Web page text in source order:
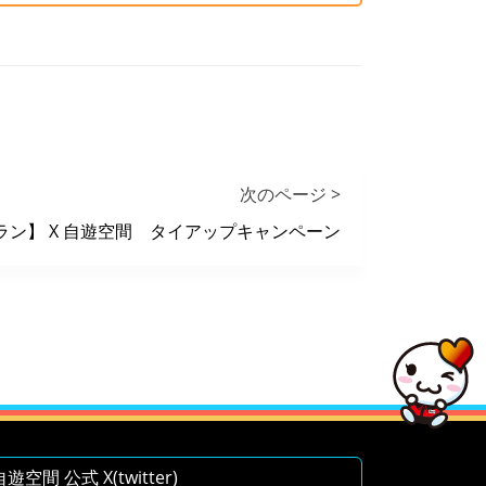
次のページ >
ン】 X 自遊空間 タイアップキャンペーン
空間 公式 X(twitter)